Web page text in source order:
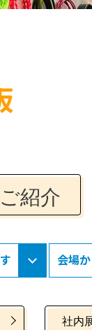
紹介
会場
社内